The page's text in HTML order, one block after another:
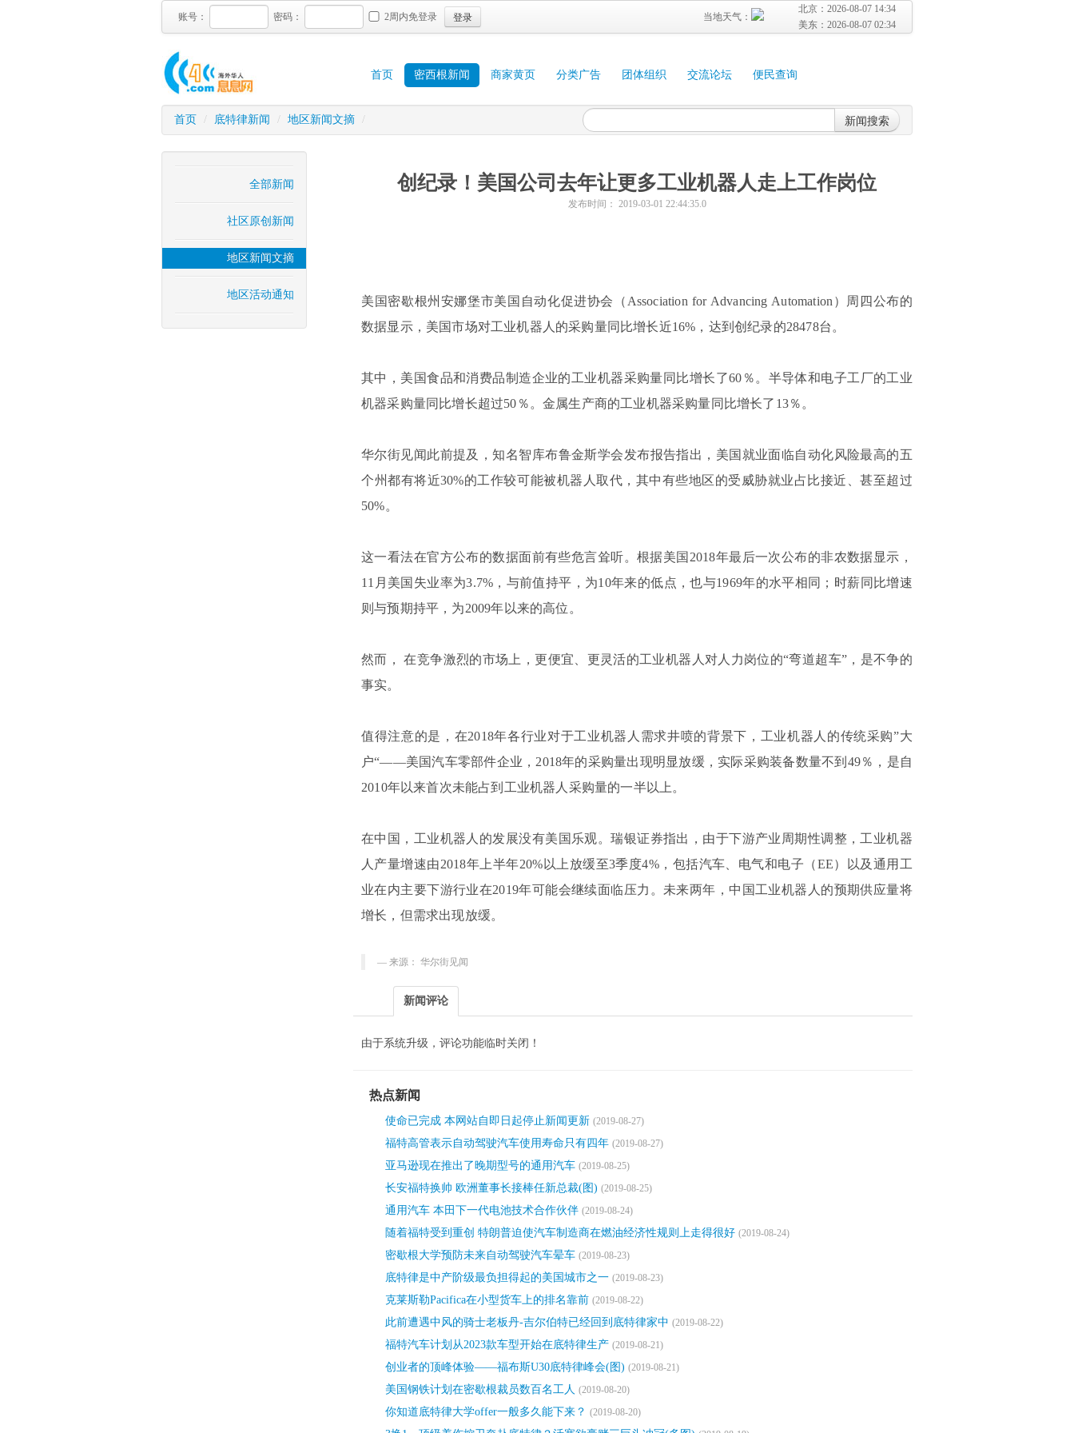
账号： 密码： 2周内免登录 登录
北京： 2026-08-07 14:34
美东： 2026-08-07 02:34
当地天气：
首页 密西根新闻 商家黄页 分类广告 团体组织 交流论坛 便民查询
首页 / 底特律新闻 / 地区新闻文摘 / 新闻搜索
全部新闻
社区原创新闻
地区新闻文摘
地区活动通知
创纪录！美国公司去年让更多工业机器人走上工作岗位
发布时间： 2019-03-01 22:44:35.0
美国密歇根州安娜堡市美国自动化促进协会（Association for Advancing Automation）周四公布的
数据显示，美国市场对工业机器人的采购量同比增长近16%，达到创纪录的28478台。
其中，美国食品和消费品制造企业的工业机器采购量同比增长了60％。半导体和电子工厂的工业
机器采购量同比增长超过50％。金属生产商的工业机器采购量同比增长了13％。
华尔街见闻此前提及，知名智库布鲁金斯学会发布报告指出，美国就业面临自动化风险最高的五
个州都有将近30%的工作较可能被机器人取代，其中有些地区的受威胁就业占比接近、甚至超过
50%。
这一看法在官方公布的数据面前有些危言耸听。根据美国2018年最后一次公布的非农数据显示，
11月美国失业率为3.7%，与前值持平，为10年来的低点，也与1969年的水平相同；时薪同比增速
则与预期持平，为2009年以来的高位。
然而， 在竞争激烈的市场上，更便宜、更灵活的工业机器人对人力岗位的“弯道超车”，是不争的
事实。
值得注意的是，在2018年各行业对于工业机器人需求井喷的背景下，工业机器人的传统采购”大
户“——美国汽车零部件企业，2018年的采购量出现明显放缓，实际采购装备数量不到49％，是自
2010年以来首次未能占到工业机器人采购量的一半以上。
在中国，工业机器人的发展没有美国乐观。瑞银证券指出，由于下游产业周期性调整，工业机器
人产量增速由2018年上半年20%以上放缓至3季度4%，包括汽车、电气和电子（EE）以及通用工
业在内主要下游行业在2019年可能会继续面临压力。未来两年，中国工业机器人的预期供应量将
增长，但需求出现放缓。
来源： 华尔街见闻
新闻评论
由于系统升级，评论功能临时关闭！
热点新闻
使命已完成 本网站自即日起停止新闻更新 (2019-08-27)
福特高管表示自动驾驶汽车使用寿命只有四年 (2019-08-27)
亚马逊现在推出了晚期型号的通用汽车 (2019-08-25)
长安福特换帅 欧洲董事长接棒任新总裁(图) (2019-08-25)
通用汽车 本田下一代电池技术合作伙伴 (2019-08-24)
随着福特受到重创 特朗普迫使汽车制造商在燃油经济性规则上走得很好 (2019-08-24)
密歇根大学预防未来自动驾驶汽车晕车 (2019-08-23)
底特律是中产阶级最负担得起的美国城市之一 (2019-08-23)
克莱斯勒Pacifica在小型货车上的排名靠前 (2019-08-22)
此前遭遇中风的骑士老板丹-吉尔伯特已经回到底特律家中 (2019-08-22)
福特汽车计划从2023款车型开始在底特律生产 (2019-08-21)
创业者的顶峰体验——福布斯U30底特律峰会(图) (2019-08-21)
美国钢铁计划在密歇根裁员数百名工人 (2019-08-20)
你知道底特律大学offer一般多久能下来？ (2019-08-20)